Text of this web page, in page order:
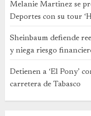
Melanie Martinez se
Deportes con su tour
Sheinbaum defiende
y niega riesgo
Detienen a ‘El Pony’
carretera de Tabasco